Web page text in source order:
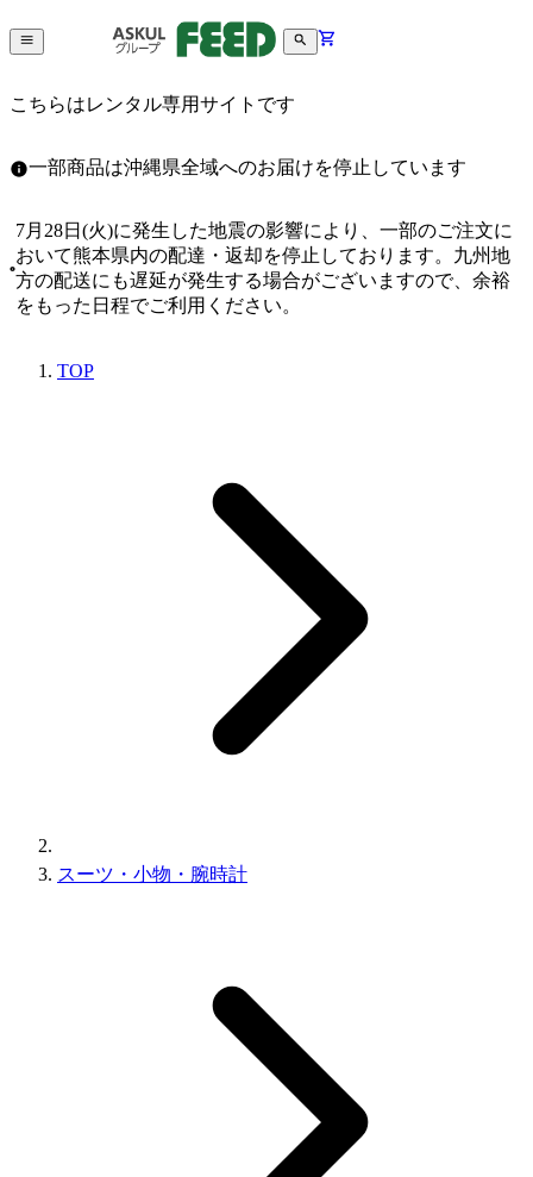
こちらはレンタル専用サイトです
一部商品は沖縄県全域へのお届けを停止しています
7月28日(火)に発生した地震の影響により、一部のご注文に
おいて熊本県内の配達・返却を停止しております。九州地
方の配送にも遅延が発生する場合がございますので、余裕
をもった日程でご利用ください。
TOP
スーツ・小物・腕時計